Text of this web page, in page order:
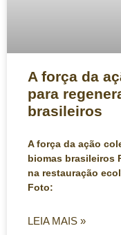
A força da
para
brasileiros
A força da ação
biomas brasileiros
na restauração
Foto:
LEIA MAIS »